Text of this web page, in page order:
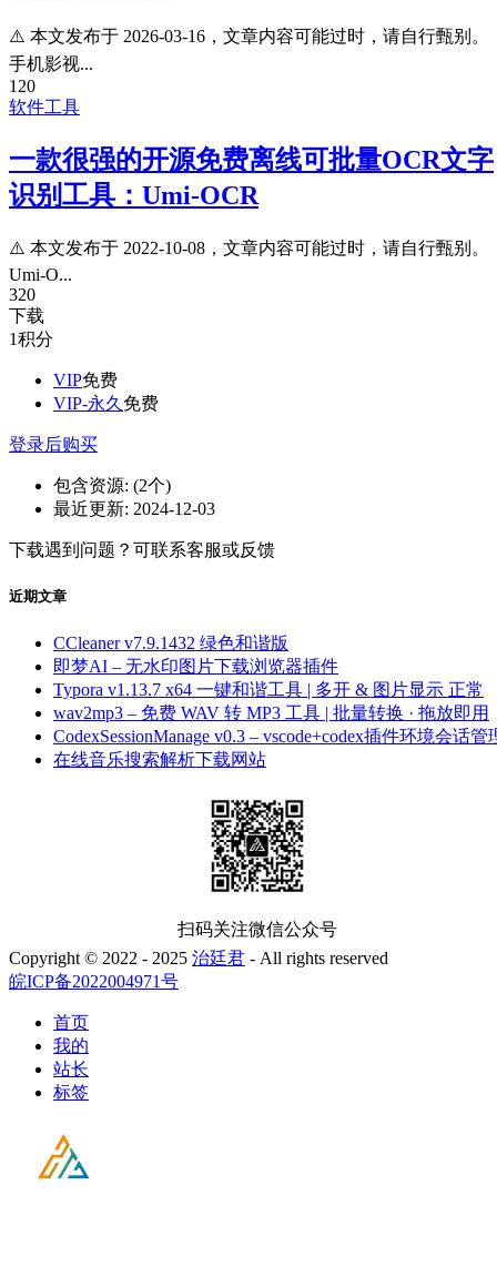
⚠️ 本文发布于 2026-03-16，文章内容可能过时，请自行甄别。
手机影视...
120
软件工具
一款很强的开源免费离线可批量OCR文字
识别工具：Umi-OCR
⚠️ 本文发布于 2022-10-08，文章内容可能过时，请自行甄别。
Umi-O...
320
下载
1积分
VIP免费
VIP-永久 免费
登录后购买
包含资源: (2个)
最近更新: 2024-12-03
下载遇到问题？可联系客服或反馈
近期文章
CCleaner v7.9.1432 绿色和谐版
即梦AI – 无水印图片下载浏览器插件
Typora v1.13.7 x64 一键和谐工具 | 多开 & 图片显示 正常
wav2mp3 – 免费 WAV 转 MP3 工具 | 批量转换 · 拖放即用
CodexSessionManage v0.3 – vscode+codex插件环境会话管
在线音乐搜索解析下载网站
扫码关注微信公众号
Copyright © 2022 - 2025 治廷君 - All rights reserved
皖ICP备2022004971号
首页
我的
站长
标签